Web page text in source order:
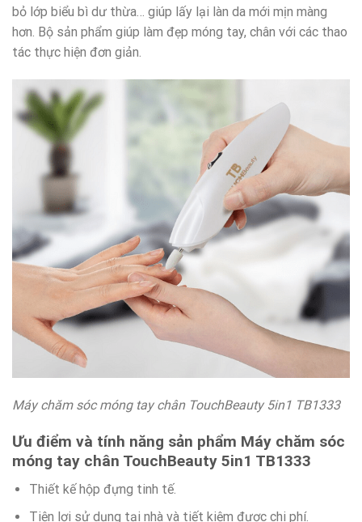
bỏ lớp biểu bì dư thừa… giúp lấy lại làn da mới mịn màng
hơn. Bộ sản phẩm giúp làm đẹp móng tay, chân với các thao
tác thực hiện đơn giản.
Máy chăm sóc móng tay chân TouchBeauty 5in1 TB1333
Ưu điểm và tính năng sản phẩm Máy chăm sóc
móng tay chân TouchBeauty 5in1 TB1333
Thiết kế hộp đựng tinh tế.
Tiện lợi sử dụng tại nhà và tiết kiệm được chi phí.